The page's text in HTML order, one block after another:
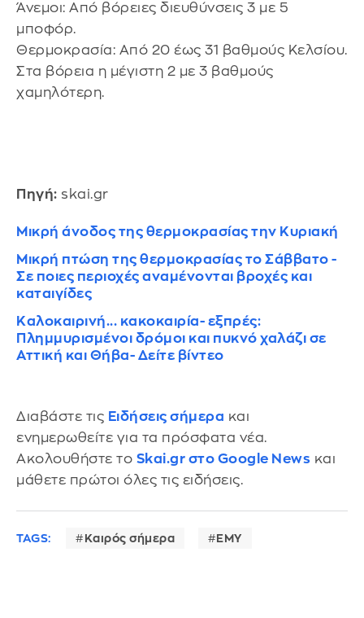
Άνεμοι: Από βόρειες διευθύνσεις 3 με 5
μποφόρ.
Θερμοκρασία: Από 20 έως 31 βαθμούς Κελσίου.
Στα βόρεια η μέγιστη 2 με 3 βαθμούς
χαμηλότερη.
Πηγή: skai.gr
Μικρή άνοδος της θερμοκρασίας την Κυριακή
Μικρή πτώση της θερμοκρασίας το Σάββατο -
Σε ποιες περιοχές αναμένονται βροχές και
καταιγίδες
Καλοκαιρινή... κακοκαιρία- εξπρές:
Πλημμυρισμένοι δρόμοι και πυκνό χαλάζι σε
Αττική και Θήβα- Δείτε βίντεο
Διαβάστε τις Ειδήσεις σήμερα και
ενημερωθείτε για τα πρόσφατα νέα.
Ακολουθήστε το Skai.gr στο Google News και
μάθετε πρώτοι όλες τις ειδήσεις.
TAGS: Καιρός σήμερα ΕΜΥ